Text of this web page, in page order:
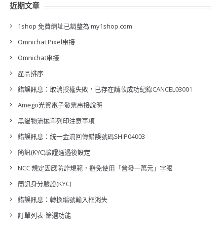
近期文章
1shop 免費網址已調整為 my1shop.com
Omnichat Pixel串接
Omnichat串接
產品排序
錯誤訊息：取消授權失敗，已存在請款成功紀錄CANCEL03001
Amego光貿電子發票串接說明
黑貓物流拋單列印注意事項
錯誤訊息：統一金流回傳錯誤號碼SHIP04003
簡訊(KYC)驗證通過後設定
NCC 規定因應防詐規範，避免使用「普發一萬元」字眼
簡訊身分驗證(KYC)
錯誤訊息：轉換編號輸入框消失
訂單列表-篩選功能